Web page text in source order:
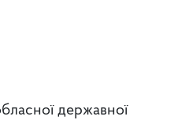
державної